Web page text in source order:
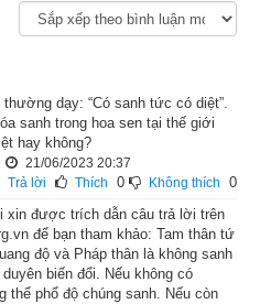
cây kia, quán sát thấy một
bụng như quả núi lớn, cổ
dài phủ khắp cả mình, cả thân
lúc nào ngưng nghỉ, kêu
phương tìm những phân dơ để
gặp, đói khát khổ não cùng
đến trước ngạ quỷ ấy, hỏi
dạy: “Có sanh tức có diệt”.
sanh trong hoa sen tại thế giới
hay không?
Trả lời Thích 0 Không thích 0
21/06/2023 20:37
xin được trích dẫn câu trả lời trên
để bạn tham khảo: Tam thân tứ
độ và Pháp thân là không sanh
biến đổi. Nếu không có
thể phổ độ chúng sanh. Nếu còn